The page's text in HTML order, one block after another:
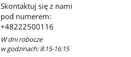
Skontaktuj się z nami
pod numerem:
+48222500116
W dni robocze
w godzinach: 8:15-16:15